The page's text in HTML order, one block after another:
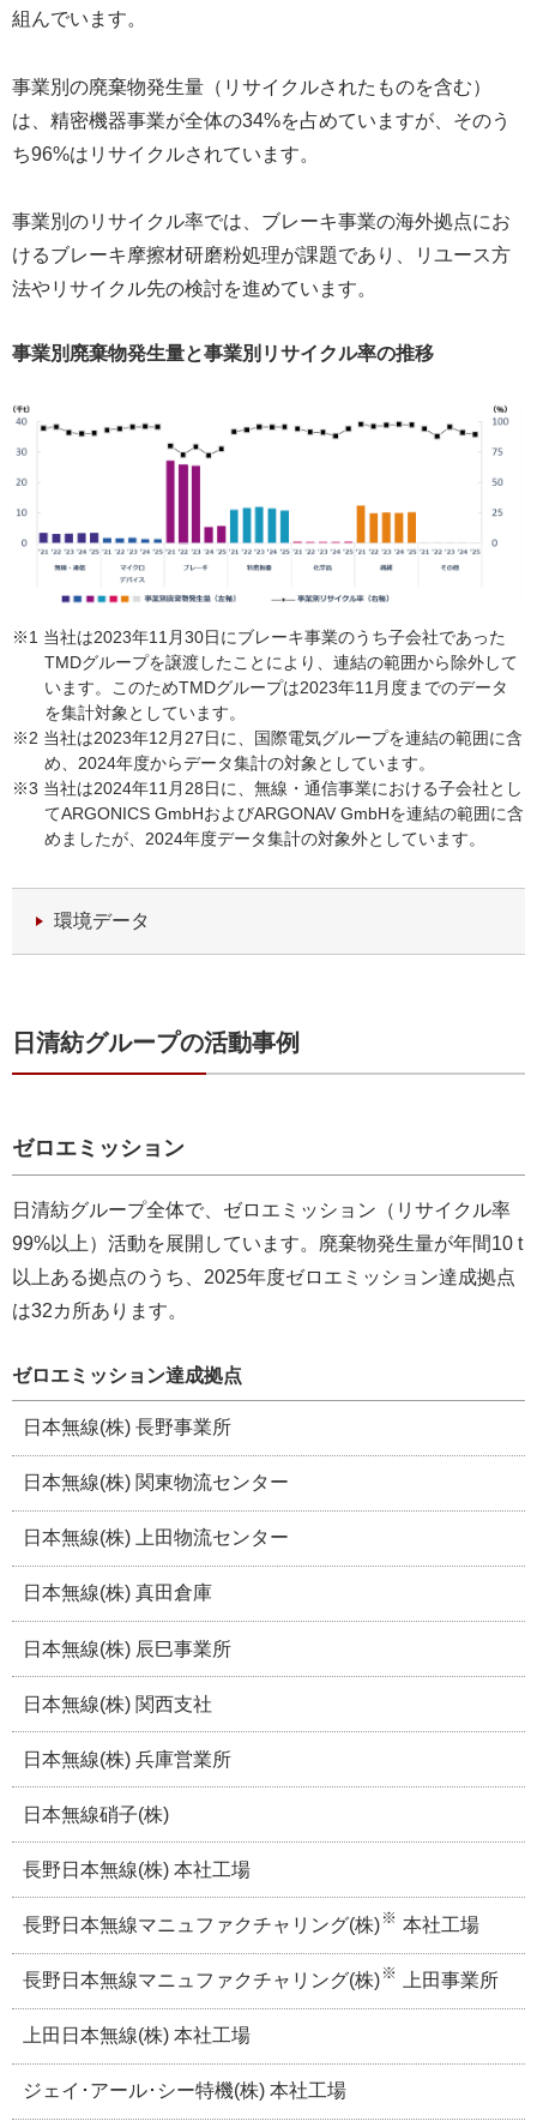
組んでいます。
事業別の廃棄物発生量（リサイクルされたものを含む）
は、精密機器事業が全体の34%を占めていますが、そのう
ち96%はリサイクルされています。
事業別のリサイクル率では、ブレーキ事業の海外拠点にお
けるブレーキ摩擦材研磨粉処理が課題であり、リユース方
法やリサイクル先の検討を進めています。
事業別廃棄物発生量と事業別リサイクル率の推移
※1 当社は2023年11月30日にブレーキ事業のうち子会社であった
TMDグループを譲渡したことにより、連結の範囲から除外して
います。このためTMDグループは2023年11月度までのデータ
を集計対象としています。
※2 当社は2023年12月27日に、国際電気グループを連結の範囲に含
め、2024年度からデータ集計の対象としています。
※3 当社は2024年11月28日に、無線・通信事業における子会社とし
てARGONICS GmbHおよびARGONAV GmbHを連結の範囲に含
めましたが、2024年度データ集計の対象外としています。
環境データ
日清紡グループの活動事例
ゼロエミッション
日清紡グループ全体で、ゼロエミッション（リサイクル率
99%以上）活動を展開しています。廃棄物発生量が年間10 t
以上ある拠点のうち、2025年度ゼロエミッション達成拠点
は32カ所あります。
ゼロエミッション達成拠点
日本無線(株) 長野事業所
日本無線(株) 関東物流センター
日本無線(株) 上田物流センター
日本無線(株) 真田倉庫
日本無線(株) 辰巳事業所
日本無線(株) 関西支社
日本無線(株) 兵庫営業所
日本無線硝子(株)
長野日本無線(株) 本社工場
長野日本無線マニュファクチャリング(株) ※ 本社工場
長野日本無線マニュファクチャリング(株) ※ 上田事業所
上田日本無線(株) 本社工場
ジェイ･アール･シー特機(株) 本社工場